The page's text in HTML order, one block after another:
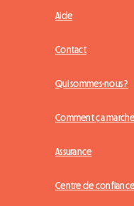
Aide
Contact
Qui sommes-nous ?
Comment ça
Assurance
Centre de confiance